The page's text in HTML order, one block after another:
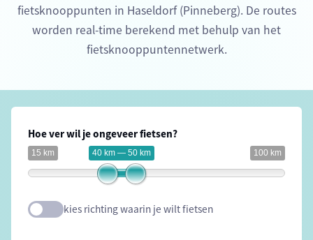
fietsknooppunten in Haseldorf (Pinneberg). De routes
worden real-time berekend met behulp van het
fietsknooppuntennetwerk.
Hoe ver wil je ongeveer fietsen?
15 km 100 km
40 km — 50 km
kies richting waarin je wilt fietsen